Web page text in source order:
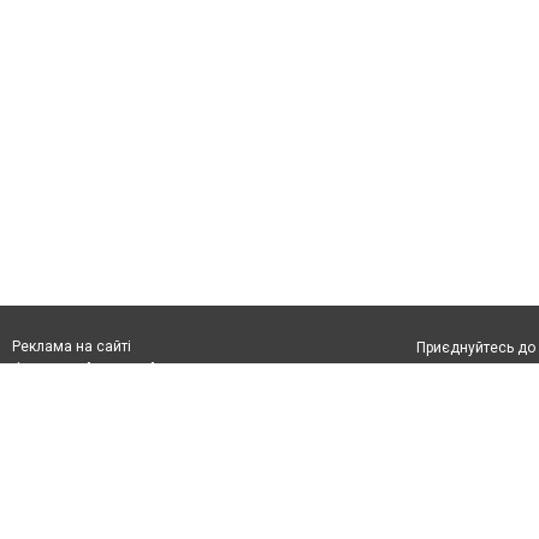
Реклама на сайті
Франшиза "CitySites"
Приєднуйтесь до